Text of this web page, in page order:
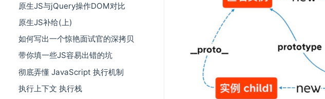
原生JS与jQuery操作DOM对比
原生JS补给(上)
如何写出一个惊艳面试官的深拷贝
带你填一些JS容易出错的坑
彻底弄懂 JavaScript 执行机制
执行上下文 执行栈